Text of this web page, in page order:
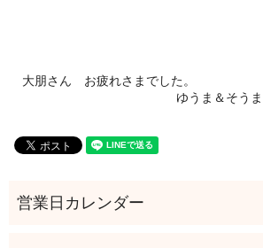
大朋さん お疲れさまでした。
ゆうま＆そう